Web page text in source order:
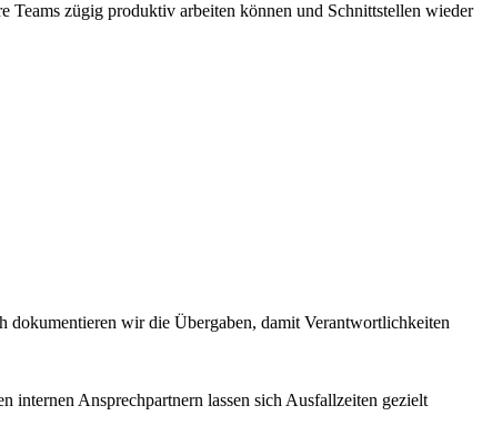
Teams zügig produktiv arbeiten können und Schnittstellen wieder
dokumentieren wir die Übergaben, damit Verantwortlichkeiten
Ansprechpartnern lassen sich Ausfallzeiten gezielt